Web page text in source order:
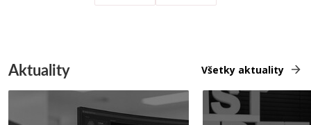
Aktuality Všetky aktuality